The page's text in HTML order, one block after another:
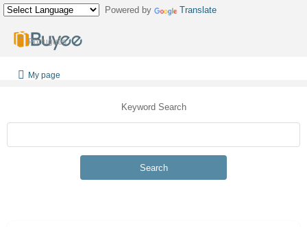
Powered by Translate
Português
My page
Keyword Search
Search